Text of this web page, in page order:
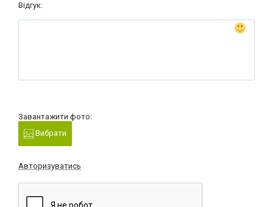
Відгук:
Завантажити фото:
Вибрати
Авторизуватись